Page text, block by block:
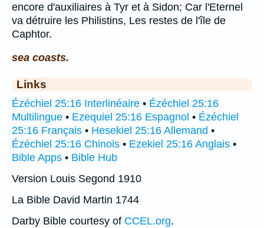
encore d'auxiliaires à Tyr et à Sidon; Car l'Eternel
va détruire les Philistins, Les restes de l'île de
Caphtor.
sea coasts.
Links
Ézéchiel 25:16 Interlinéaire • Ézéchiel 25:16
Multilingue • Ezequiel 25:16 Espagnol • Ézéchiel
25:16 Français • Hesekiel 25:16 Allemand •
Ézéchiel 25:16 Chinois • Ezekiel 25:16 Anglais •
Bible Apps • Bible Hub
Version Louis Segond 1910
La Bible David Martin 1744
Darby Bible courtesy of CCEL.org.